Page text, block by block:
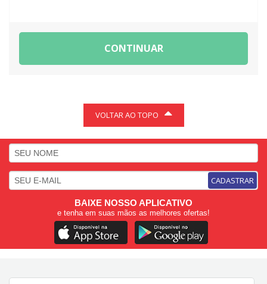
CONTINUAR
VOLTAR AO TOPO
CADASTRAR
BAIXE NOSSO APLICATIVO
e tenha em suas mãos as melhores ofertas!